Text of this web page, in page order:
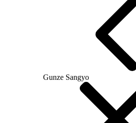
Gunze Sangyo